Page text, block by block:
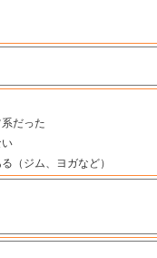
だった
（ジム、ヨガなど）